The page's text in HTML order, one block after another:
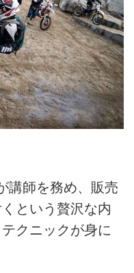
講師を務め、販売
という贅沢な内
クニックが身に